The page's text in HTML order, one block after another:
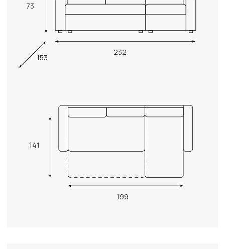
73
232
153
141
199